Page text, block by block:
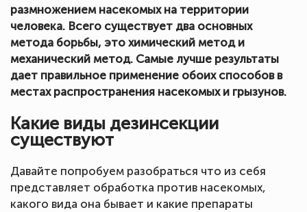
размножением насекомых на территории
человека. Всего существует два основных
метода борьбы, это химический метод и
механический метод. Самые лучше результаты
дает правильное применение обоих способов в
местах распространения насекомых и грызунов.
Какие виды дезинсекции
существуют
Давайте попробуем разобраться что из себя
представляет обработка против насекомых,
какого вида она бывает и какие препараты